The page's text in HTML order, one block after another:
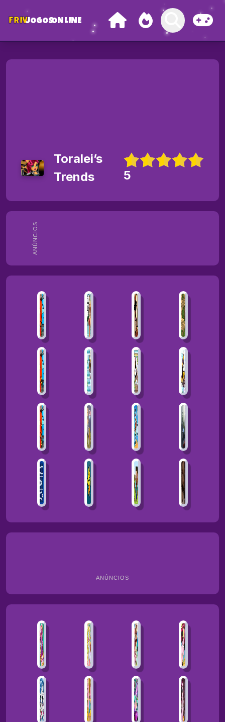
FRIVJOGOSONLINE
ANÚNCIOS
Toralei’s
Trends
5
ANÚNCIOS